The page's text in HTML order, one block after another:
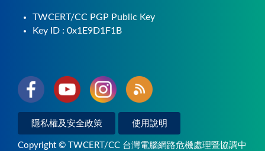
TWCERT/CC PGP Public Key
Key ID : 0x1E9D1F1B
隱私權及安全政策 使用說明
Copyright © TWCERT/CC 台灣電腦網路危機處理暨協調中